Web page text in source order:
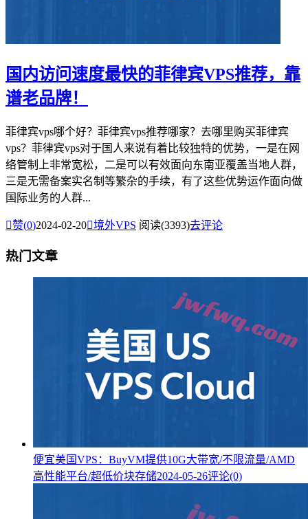
国内访问速度最快的菲律宾VPS推荐，靠
谱老品牌！
菲律宾vps哪个好？菲律宾vps推荐哪家？去哪里购买菲律宾
vps？菲律宾vps对于国人来说有着比较独特的优势，一是在网
络管制上非常宽松，二是可以有效面向东南亚覆盖当地人群，
三是无需备案实名制等繁杂的手续，有了这些优势运作面向做
国际业务的人群...
赞(0)2024-02-20境外VPS 阅读(3393)去评论
热门文章
便宜美国VPS：BuyVM提供10G大带宽/不限流量/AMD
高性能平台/超低价块存储2024-05-26评论(0)